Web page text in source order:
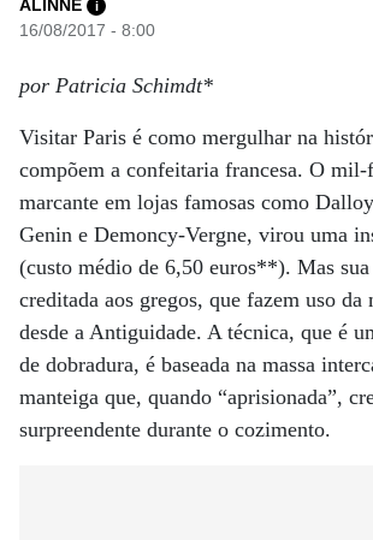
ALINNE i
16/08/2017 - 8:00
por Patricia Schimdt*
Visitar Paris é como mergulhar na
compõem a confeitaria francesa. O mil-
marcante em lojas famosas como
Genin e Demoncy-Vergne, virou uma
(custo médio de 6,50 euros**). Mas
creditada aos gregos, que fazem uso da
desde a Antiguidade. A técnica, que é
de dobradura, é baseada na massa
manteiga que, quando “aprisionada”,
surpreendente durante o cozimento.